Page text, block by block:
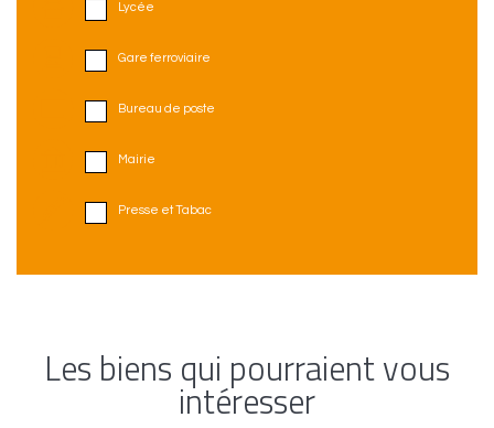
Lycée
Gare ferroviaire
Bureau de poste
Mairie
Presse et Tabac
Les biens qui pourraient vous
intéresser